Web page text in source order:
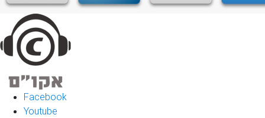
Facebook
Youtube